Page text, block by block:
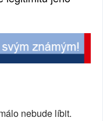
nebude líbit.